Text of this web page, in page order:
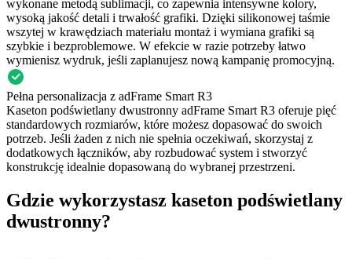
wykonane metodą sublimacji, co zapewnia intensywne kolory,
wysoką jakość detali i trwałość grafiki. Dzięki silikonowej taśmie
wszytej w krawędziach materiału montaż i wymiana grafiki są
szybkie i bezproblemowe. W efekcie w razie potrzeby łatwo
wymienisz wydruk, jeśli zaplanujesz nową kampanię promocyjną.
Pełna personalizacja z adFrame Smart R3
Kaseton podświetlany dwustronny adFrame Smart R3 oferuje pięć
standardowych rozmiarów, które możesz dopasować do swoich
potrzeb. Jeśli żaden z nich nie spełnia oczekiwań, skorzystaj z
dodatkowych łączników, aby rozbudować system i stworzyć
konstrukcję idealnie dopasowaną do wybranej przestrzeni.
Gdzie wykorzystasz kaseton podświetlany
dwustronny?